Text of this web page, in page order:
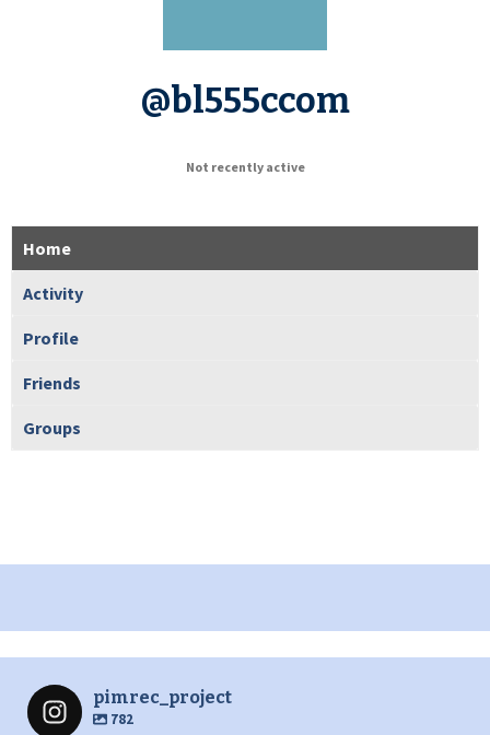
@bl555ccom
Not recently active
Home
Activity
Profile
Friends
Groups
pimrec_project
782